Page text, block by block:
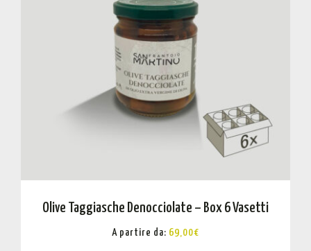
Olive Taggiasche Denocciolate – Box 6 Vasetti
A partire da: 69,00€